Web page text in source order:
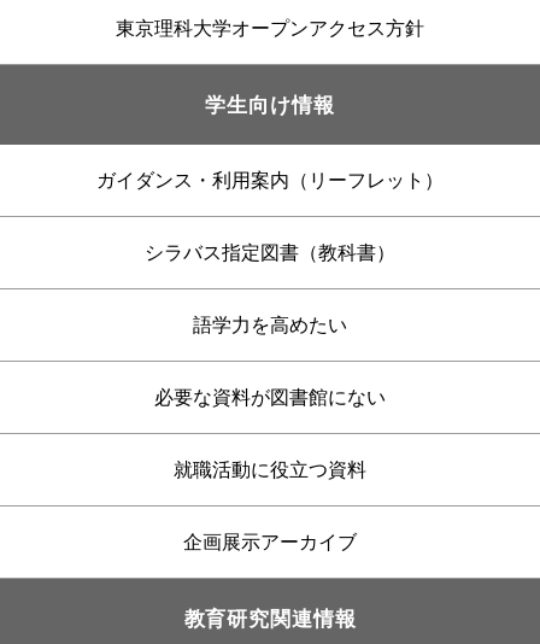
東京理科大学オープンアクセス方針
学生向け情報
ガイダンス・利用案内（リーフレット）
シラバス指定図書（教科書）
語学力を高めたい
必要な資料が図書館にない
就職活動に役立つ資料
企画展示アーカイブ
教育研究関連情報